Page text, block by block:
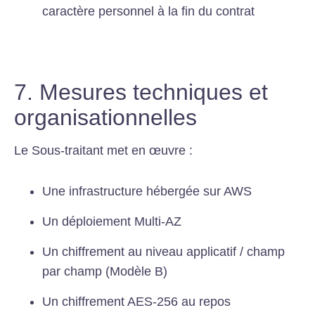
caractère personnel à la fin du contrat
7. Mesures techniques et
organisationnelles
Le Sous-traitant met en œuvre :
Une infrastructure hébergée sur AWS
Un déploiement Multi-AZ
Un chiffrement au niveau applicatif / champ
par champ (Modèle B)
Un chiffrement AES-256 au repos